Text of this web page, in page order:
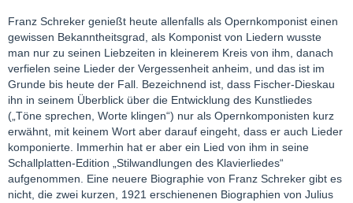
Franz Schreker genießt heute allenfalls als Opernkomponist einen
gewissen Bekanntheitsgrad, als Komponist von Liedern wusste
man nur zu seinen Liebzeiten in kleinerem Kreis von ihm, danach
verfielen seine Lieder der Vergessenheit anheim, und das ist im
Grunde bis heute der Fall. Bezeichnend ist, dass Fischer-Dieskau
ihn in seinem Überblick über die Entwicklung des Kunstliedes
(„Töne sprechen, Worte klingen“) nur als Opernkomponisten kurz
erwähnt, mit keinem Wort aber darauf eingeht, dass er auch Lieder
komponierte. Immerhin hat er aber ein Lied von ihm in seine
Schallplatten-Edition „Stilwandlungen des Klavierliedes“
aufgenommen. Eine neuere Biographie von Franz Schreker gibt es
nicht, die zwei kurzen, 1921 erschienenen Biographien von Julius